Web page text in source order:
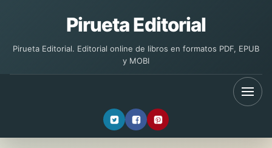
Pirueta Editorial
Pirueta Editorial. Editorial online de libros en formatos PDF, EPUB
y MOBI